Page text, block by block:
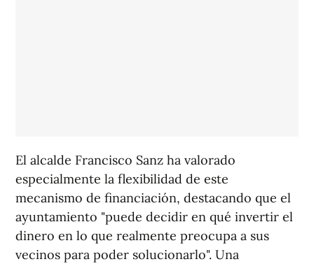
El alcalde Francisco Sanz ha valorado
especialmente la flexibilidad de este
mecanismo de financiación, destacando que el
ayuntamiento "puede decidir en qué invertir el
dinero en lo que realmente preocupa a sus
vecinos para poder solucionarlo". Una